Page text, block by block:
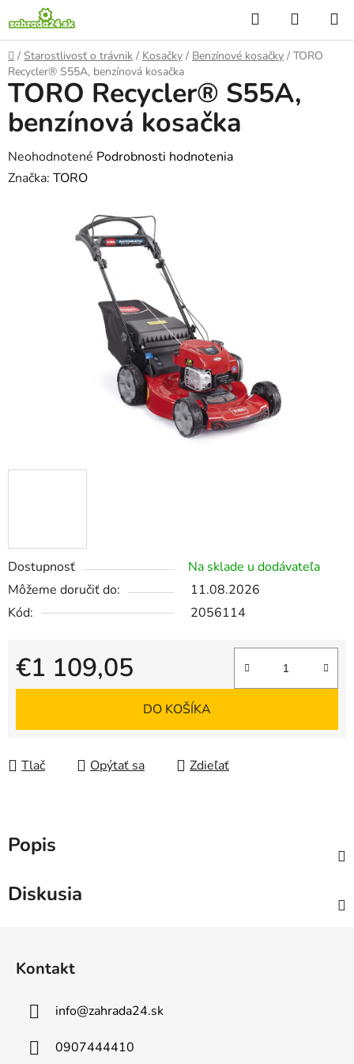
na
obsah
Hľadať
KOŠÍK
Domov
/ Starostlivosť o trávnik / Kosačky / Benzínové kosačky / TORO
Recycler® S55A, benzínová kosačka
Dostupnosť
Na sklade u dodávateľa
Môžeme doručiť do:
11.08.2026
Kód:
2056114
€1 109,05
Jednotková cena:
DO KOŠÍKA
Tlač Opýtať sa Zdieľať
TORO Recycler® S55A,
benzínová kosačka
Priemerné
hodnotenie
Neohodnotené Podrobnosti hodnotenia
Značka: TORO
Popis
Diskusia
Kontakt
info@zahrada24.sk
0907444410